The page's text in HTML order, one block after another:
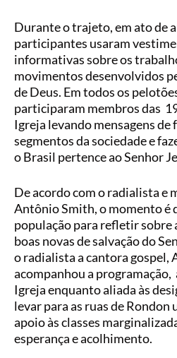
Durante o trajeto, em ato de
participantes usaram
informativas sobre os
movimentos desenvolvidos
de Deus. Em todos os
participaram membros das
Igreja levando mensagens de
segmentos da sociedade e
o Brasil pertence ao Senhor
De acordo com o radialista e
Antônio Smith, o momento é
população para refletir sobre
boas novas de salvação do
o radialista a cantora gospel,
acompanhou a programação,
Igreja enquanto aliada às
levar para as ruas de Rondon
apoio às classes
esperança e acolhimento.